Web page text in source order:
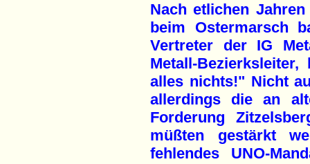
Nach etlichen
beim Ostermarsch
Vertreter der IG
Metall-
alles nichts!" Nicht
allerdings die an
Forderung
müßten gestärkt
fehlendes UNO-